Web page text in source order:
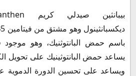
هل يجوز وضع كريم بيبانثين تحت
هل مرطب بيبانثين يُسبب حبوب؟
هل كريم بيبانثين ينفخ الوجه؟
هل كريم بيبانثين يزيل الرؤوس
هل كريم بيبانثين يحتوي على
باسم حمض البانتوثنيك، وهو موجود
يساعد حمض البانتوثينيك على تحويل
ويساعد على تحسين الدورة الدموية